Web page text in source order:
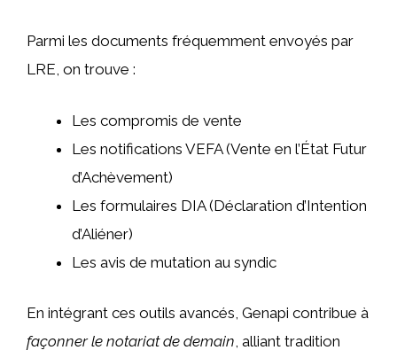
Parmi les documents fréquemment envoyés par
LRE, on trouve :
Les compromis de vente
Les notifications VEFA (Vente en l’État Futur
d’Achèvement)
Les formulaires DIA (Déclaration d’Intention
d’Aliéner)
Les avis de mutation au syndic
En intégrant ces outils avancés, Genapi contribue à
façonner le notariat de demain, alliant tradition